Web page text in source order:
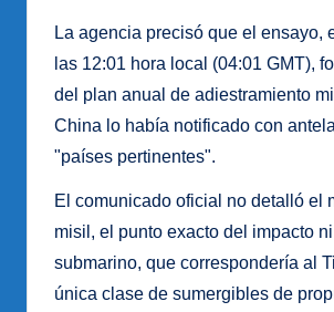
La agencia precisó que el ensayo,
las 12:01 hora local (04:01 GMT),
del plan anual de adiestramiento
China lo había notificado con
"países pertinentes".
El comunicado oficial no detalló el
misil, el punto exacto del impacto
submarino, que correspondería al
única clase de sumergibles de